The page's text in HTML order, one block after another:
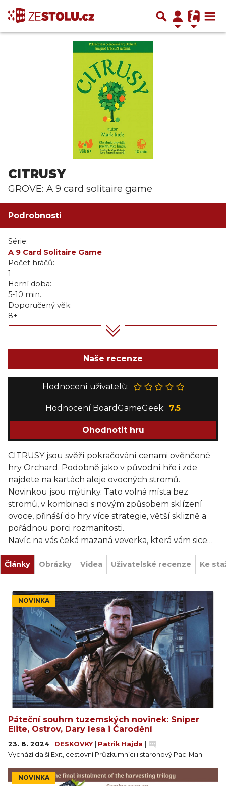
CITRUSY
GROVE: A 9 card solitaire game
Podrobnosti
Série:
A 9 Card Solitaire Game
Počet hráčů:
1
Herní doba:
5-10 min.
Doporučený věk:
8+
Naše recenze
Hodnocení uživatelů:
Hodnocení BoardGameGeek: 7.5
Ohodnotit hru
CITRUSY jsou svěží pokračování cenami ověnčené
hry Orchard. Podobně jako v původní hře i zde
najdete na kartách aleje ovocných stromů.
Novinkou jsou mýtinky. Tato volná místa bez
stromů, v kombinaci s novým způsobem sklízení
ovoce, přináší do hry více strategie, větší sklizně a
pořádnou porci rozmanitosti.
Navíc na vás čeká mazaná veverka, která vám sice
pomůže, ale také umí pěkně kousnout! A pokud se
citrusů urodí opravdu hodně, můžete ke sklizni
namísto košíku použít rovnou zahradní kolečko!
Na rubových stranách karet najdete recepty na
citrusové pochoutky, které představují novou
výzvu i příležitost, jak získat více bodů. Díky
receptům okusíte v každé hře něco nového!
Články Obrázky Videa Uživatelské recenze Ke
NOVINKA
Páteční souhrn tuzemských novinek: Sniper
Elite, Ostrov, Dary lesa i Čarodění
23. 8. 2024 DESKOVKY Patrik Hajda
Vychází další Exit, cestovní Průzkumníci i staronový Pac-Man.
NOVINKA